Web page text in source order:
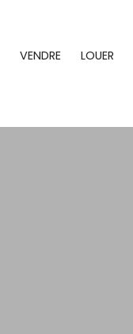
VENDRE LOUER